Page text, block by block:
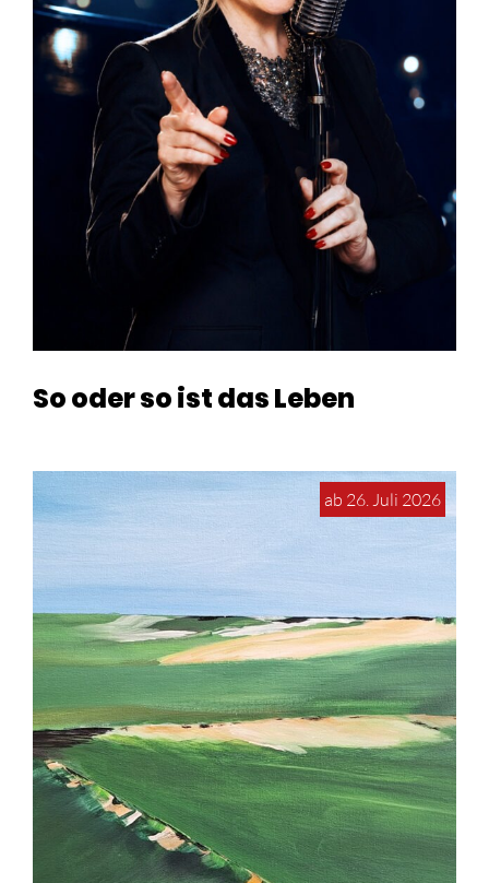
So oder so ist das Leben
ab 26. Juli 2026